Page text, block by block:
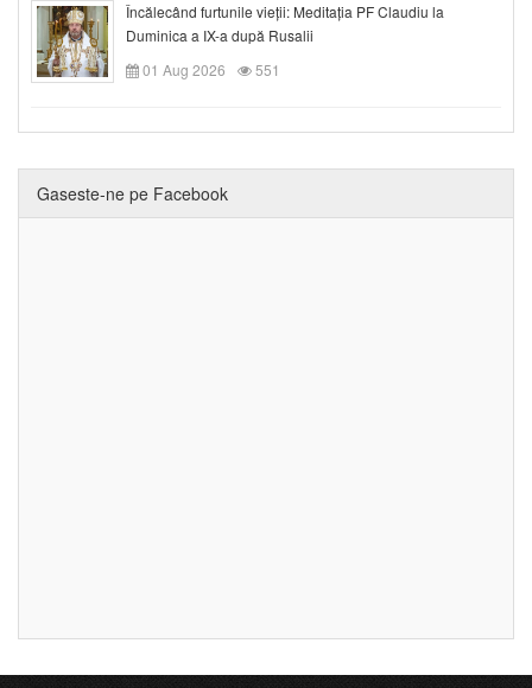
Încălecând furtunile vieții: Meditația PF Claudiu la
Duminica a IX-a după Rusalii
01 Aug 2026
551
Gaseste-ne pe Facebook